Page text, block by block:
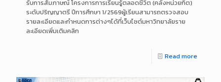
รับการสัมภาษณ์ โครงการการเรียนรู้ตลอดชีวิต (คลังหน่วยกิต)
ระดับปริญญาตรี ปีการศึกษา 1/2569ผู้เรียนสามารถตรวจสอบ
รายละเอียดและกำหนดการต่างๆได้ที่เว็บไซต์มหาวิทยาลัยราย
ละเอียดเพิ่มเติมคลิก
Read more